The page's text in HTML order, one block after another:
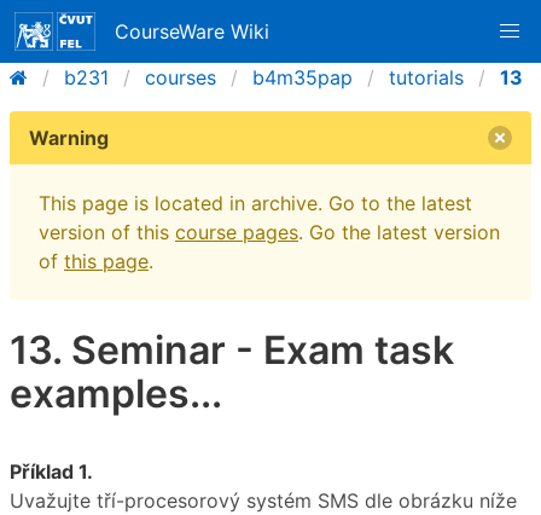
CourseWare Wiki
b231
courses b4m35pap tutorials 13
Warning
This page is located in archive. Go to the latest
version of this course pages. Go the latest version
of this page.
13. Seminar - Exam task
examples...
Příklad 1.
Uvažujte tří-procesorový systém SMS dle obrázku níže